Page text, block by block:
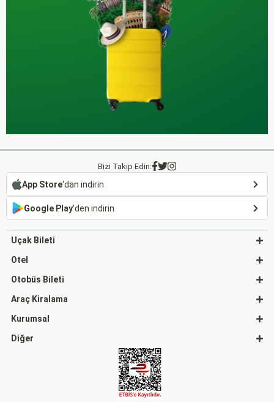
Bizi Takip Edin:
App Store'dan indirin
Google Play'den indirin
Uçak Bileti
Otel
Otobüs Bileti
Araç Kiralama
Kurumsal
Diğer